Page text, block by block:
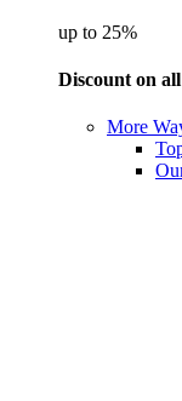
up to 25%
Discount on all
More